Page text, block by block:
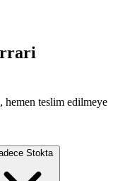
hemen teslim edilmeye
Stokta